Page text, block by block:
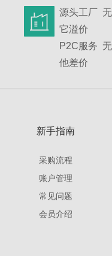
源头工厂 无
它溢价
P2C服务 无
他差价
新手指南
采购流程
账户管理
常见问题
会员介绍